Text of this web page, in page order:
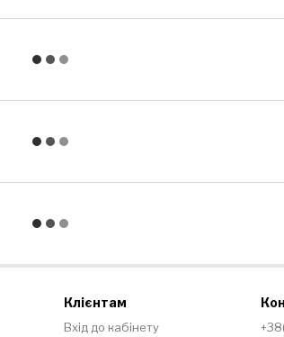
Клієнтам
Вхід до кабінету